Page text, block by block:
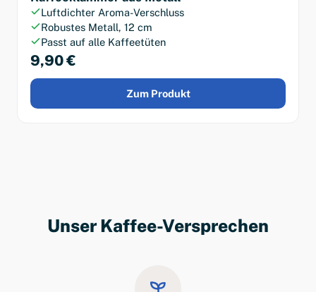
Luftdichter Aroma-Verschluss
Robustes Metall, 12 cm
Passt auf alle Kaffeetüten
9,90 €
Zum Produkt
Unser Kaffee-Versprechen